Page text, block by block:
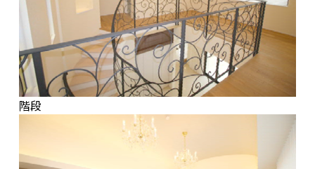
階段